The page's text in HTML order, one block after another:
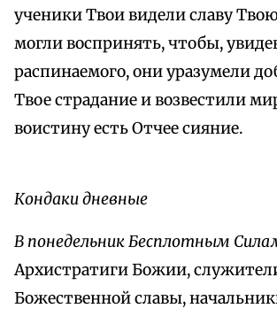
ученики Твои видели славу
могли воспринять, чтобы,
распинаемого, они уразумели
Твое страдание и возвестили
воистину есть Отчее сияние.
Кондаки дневные
В понедельник Бесплотным
Архистратиги Божии,
Божественной славы,